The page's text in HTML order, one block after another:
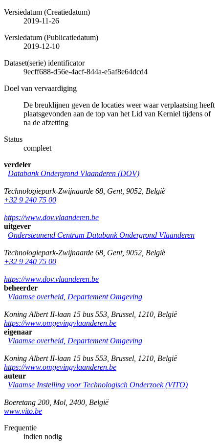
Versiedatum (Creatiedatum)
2019-11-26
Versiedatum (Publicatiedatum)
2019-12-10
Dataset(serie) identificator
9ecff688-d56e-4acf-844a-e5af8e64dcd4
Doel van vervaardiging
De breuklijnen geven de locaties weer waar verplaatsing heeft
plaatsgevonden aan de top van het Lid van Kerniel tijdens of
na de afzetting
Status
compleet
verdeler
Databank Ondergrond Vlaanderen (DOV)
Technologiepark-Zwijnaarde 68 Gent, 9052 België
+32 9 240 75 00
https://www.dov.vlaanderen.be
uitgever
Ondersteunend Centrum Databank Ondergrond Vlaanderen
Technologiepark-Zwijnaarde 68 Gent, 9052 België
+32 9 240 75 00
https://www.dov.vlaanderen.be
beheerder
Vlaamse overheid, Departement Omgeving
Koning Albert II-laan 15 bus 553 Brussel 1210 België
https://www.omgevingvlaanderen.be
eigenaar
Vlaamse overheid, Departement Omgeving
Koning Albert II-laan 15 bus 553 Brussel 1210 België
https://www.omgevingvlaanderen.be
auteur
Vlaamse Instelling voor Technologisch Onderzoek (VITO)
Boeretang 200 Mol 2400 België
www.vito.be
Frequentie
indien nodig